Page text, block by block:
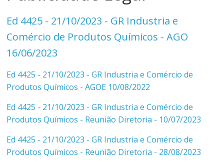
Ed 4425 - 21/10/2023 - GR Industria e
Comércio de Produtos Químicos - AGO
16/06/2023
Ed 4425 - 21/10/2023 - GR Industria e Comércio de
Produtos Químicos - AGOE 10/08/2022
Ed 4425 - 21/10/2023 - GR Industria e Comércio de
Produtos Químicos - Reunião Diretoria - 10/07/2023
Ed 4425 - 21/10/2023 - GR Industria e Comércio de
Produtos Químicos - Reunião Diretoria - 28/08/2023